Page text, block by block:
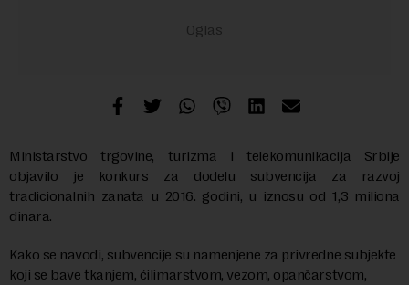
Ministarstvo trgovine, turizma i telekomunikacija Srbije
objavilo je konkurs za dodelu subvencija za razvoj
tradicionalnih zanata u 2016. godini, u iznosu od 1,3 miliona
dinara.
Kako se navodi, subvencije su namenjene za privredne subjekte
koji se bave tkanjem, ćilimarstvom, vezom, opančarstvom,